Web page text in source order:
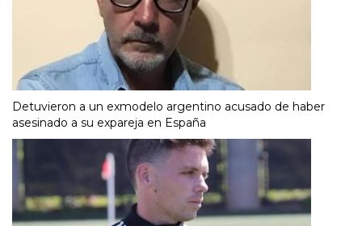
Detuvieron a un exmodelo argentino acusado de haber
asesinado a su expareja en España